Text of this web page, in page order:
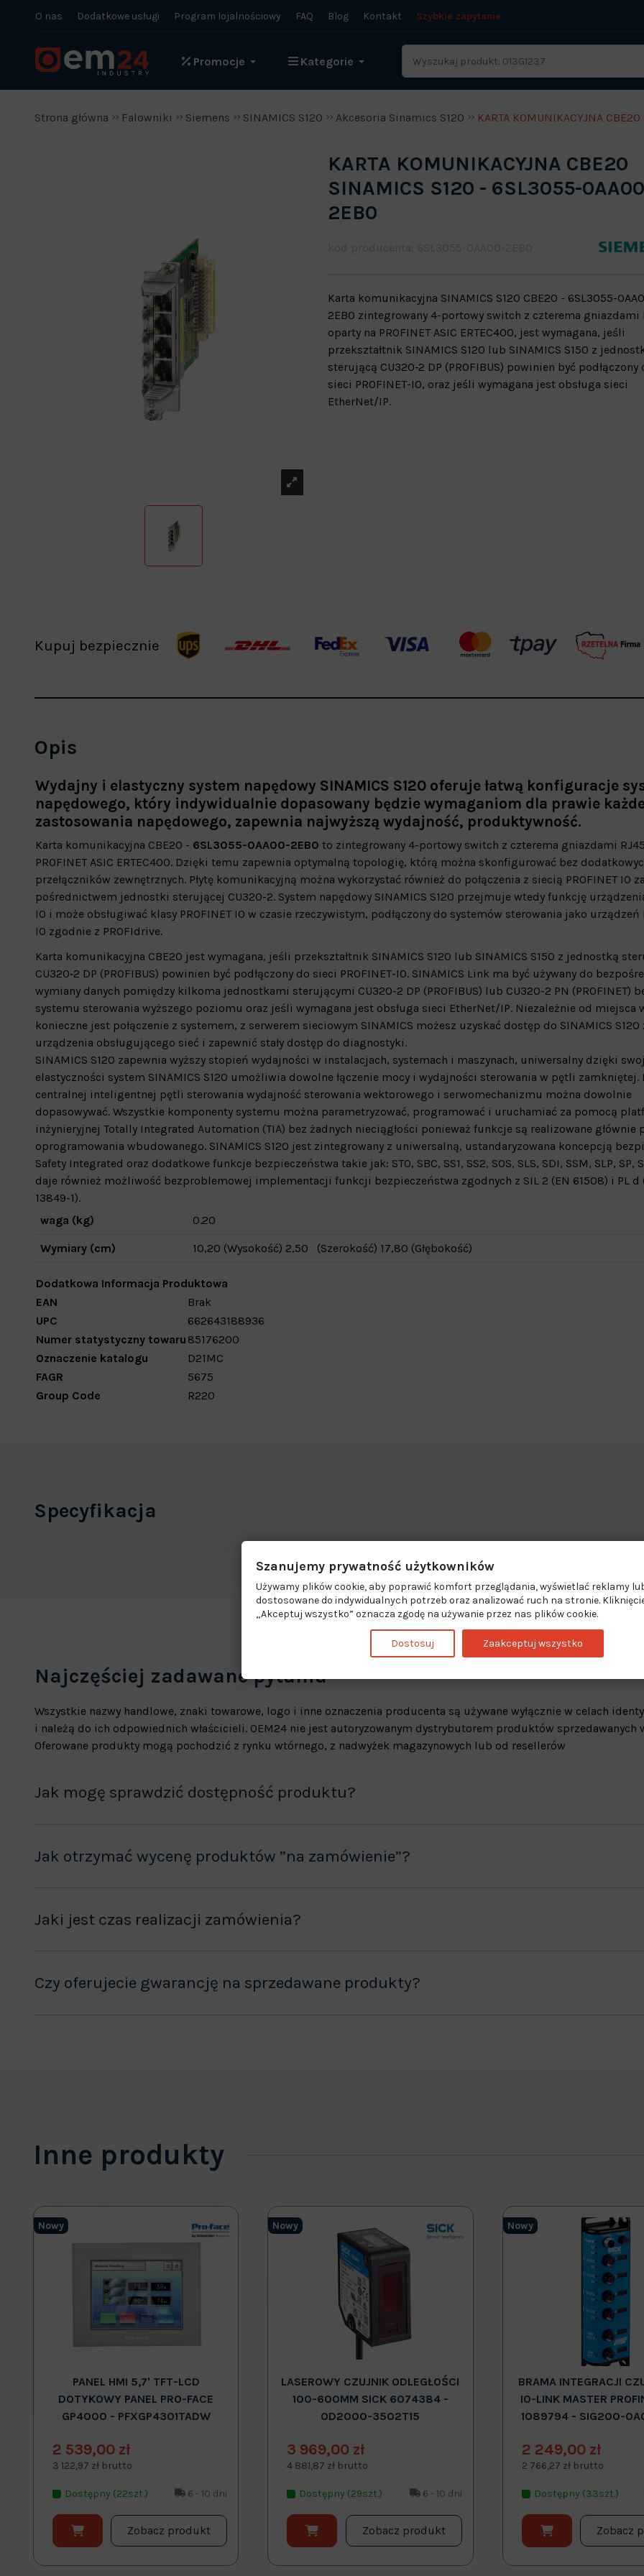
O nas Dodatkowe usługi Program lojalnościowy FAQ Blog Kontakt Szybkie zapytanie
Promocje Kategorie
Strona główna Falowniki Siemens SINAMICS S120 Akcesoria Sinamics S120 KARTA KOMUNIKACYJNA
KARTA KOMUNIKACYJNA CBE20
SINAMICS S120 - 6SL3055-
2EB0
Karta komunikacyjna SINAMICS S120 CBE20 - 6SL3055-
2EB0 zintegrowany 4-portowy switch z czterema gniazdami
oparty na PROFINET ASIC ERTEC400, jest wymagana, jeśli
przekształtnik SINAMICS S120 lub SINAMICS S150 z
sterującą CU320‑2 DP (PROFIBUS) powinien być podłączony
sieci PROFINET-IO, oraz jeśli wymagana jest obsługa sieci
EtherNet/IP.
Kupuj bezpiecznie
Opis
Wydajny i elastyczny system napędowy SINAMICS S120 oferuje łatwą konfiguracje
napędowego, który indywidualnie dopasowany będzie wymaganiom dla prawie
zastosowania napędowego, zapewnia najwyższą wydajność, produktywność.
Karta komunikacyjna CBE20 - 6SL3055-0AA00-2EB0 to zintegrowany 4-portowy switch z czterema gniazdami
PROFINET ASIC ERTEC400. Dzięki temu zapewnia optymalną topologię, którą można skonfigurować bez
przełączników zewnętrznych. Płytę komunikacyjną można wykorzystać również do połączenia z siecią PROFINET IO za
pośrednictwem jednostki sterującej CU320-2. System napędowy SINAMICS S120 przejmuje wtedy funkcję urządzenia
IO i może obsługiwać klasy PROFINET IO w czasie rzeczywistym, podłączony do systemów sterowania jako urządzeń
IO zgodnie z PROFIdrive.
Karta komunikacyjna CBE20 jest wymagana, jeśli przekształtnik SINAMICS S120 lub SINAMICS S150 z jednostką
CU320‑2 DP (PROFIBUS) powinien być podłączony do sieci PROFINET-IO. SINAMICS Link ma być używany do
wymiany danych pomiędzy kilkoma jednostkami sterującymi CU320-2 DP (PROFIBUS) lub CU320-2 PN (PROFINET)
systemu sterowania wyższego poziomu oraz jeśli wymagana jest obsługa sieci EtherNet/IP. Niezależnie od miejsca
konieczne jest połączenie z systemem, z serwerem sieciowym SINAMICS możesz uzyskać dostęp do SINAMICS
urządzenia obsługującego sieć i zapewnić stały dostęp do diagnostyki.
SINAMICS S120 zapewnia wyższy stopień wydajności w instalacjach, systemach i maszynach, uniwersalny dzięki
elastyczności system SINAMICS S120 umożliwia dowolne łączenie mocy i wydajności sterowania w pętli zamkniętej.
centralnej inteligentnej pętli sterowania wydajność sterowania wektorowego i serwomechanizmu można dowolnie
dopasowywać. Wszystkie komponenty systemu można parametryzować, programować i uruchamiać za pomocą
inżynieryjnej Totally Integrated Automation (TIA) bez żadnych nieciągłości ponieważ funkcje są realizowane głównie
oprogramowania wbudowanego. SINAMICS S120 jest zintegrowany z uniwersalną, ustandaryzowana koncepcją
Safety Integrated oraz dodatkowe funkcje bezpieczeństwa takie jak: STO, SBC, SS1, SS2, SOS, SLS, SDI, SSM, SLP, SP,
daje również możliwość bezproblemowej implementacji funkcji bezpieczeństwa zgodnych z SIL 2 (EN 61508) i PL d
13849-1).
waga (kg)
0.20
Wymiary (cm) 10,20 (Wysokość) 2,50 (Szerokość) 17,80 (Głębokość)
Dodatkowa Informacja Produktowa
EAN
Brak
UPC
662643188936
Numer statystyczny towaru 85176200
Oznaczenie katalogu
D21MC
FAGR
5675
Group Code
R220
Specyfikacja
Najczęściej zadawane pytania
Wszystkie nazwy handlowe, znaki towarowe, logo i inne oznaczenia producenta są używane wyłącznie w celach
i należą do ich odpowiednich właścicieli. OEM24 nie jest autoryzowanym dystrybutorem produktów sprzedawanych
Oferowane produkty mogą pochodzić z rynku wtórnego, z nadwyżek magazynowych lub od resellerów
Jak mogę sprawdzić dostępność produktu?
Jak otrzymać wycenę produktów ”na zamówienie”?
Jaki jest czas realizacji zamówienia?
Czy oferujecie gwarancję na sprzedawane produkty?
Inne produkty
Nowy
PANEL HMI 5,7' TFT-LCD
DOTYKOWY PANEL PRO-FACE
GP4000 - PFXGP4301TADW
2 539,00 zł
3 122,97 zł brutto
Dostępny (22szt.) 6 - 10 dni
Zobacz produkt
Nowy
LASEROWY CZUJNIK ODLEGŁOŚCI
100-600MM SICK 6074384 -
OD2000-3502T15
3 969,00 zł
4 881,87 zł brutto
Dostępny (29szt.) 6 - 10 dni
Zobacz produkt
Nowy
BRAMA INTEGRACJI
IO-LINK MASTER
1089794 - SIG200-
2 249,00 zł
2 766,27 zł brutto
Dostępny (33szt.)
Zobacz
Szanujemy prywatność użytkowników
Używamy plików cookie, aby poprawić komfort przeglądania, wyświetlać reklamy
dostosowane do indywidualnych potrzeb oraz analizować ruch na stronie.
„Akceptuj wszystko” oznacza zgodę na używanie przez nas plików cookie.
Dostosuj Zaakceptuj wszystko